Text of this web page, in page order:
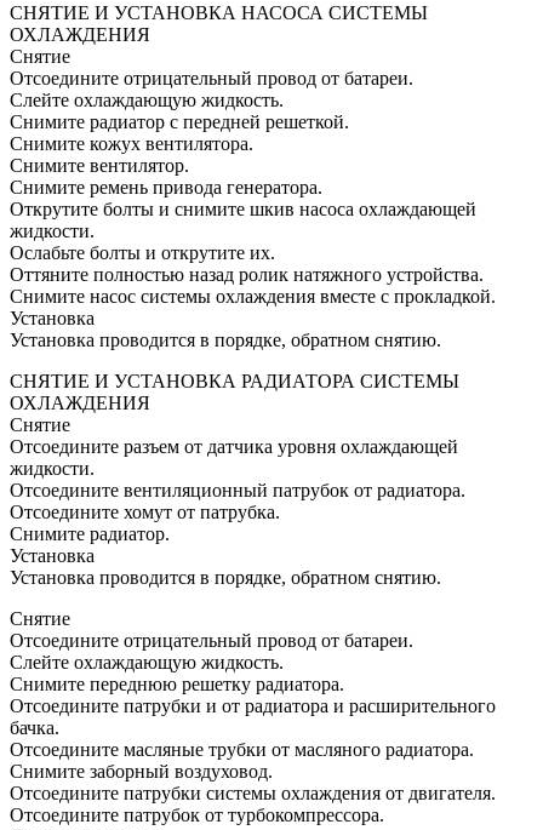
СНЯТИЕ И УСТАНОВКА НАСОСА СИСТЕМЫ
ОХЛАЖДЕНИЯ
Снятие
Отсоедините отрицательный провод от батареи.
Слейте охлаждающую жидкость.
Снимите радиатор с передней решеткой.
Снимите кожух вентилятора.
Снимите вентилятор.
Снимите ремень привода генератора.
Открутите болты и снимите шкив насоса охлаждающей
жидкости.
Ослабьте болты и открутите их.
Оттяните полностью назад ролик натяжного устройства.
Снимите насос системы охлаждения вместе с прокладкой.
Установка
Установка проводится в порядке, обратном снятию.
СНЯТИЕ И УСТАНОВКА РАДИАТОРА СИСТЕМЫ
ОХЛАЖДЕНИЯ
Снятие
Отсоедините разъем от датчика уровня охлаждающей
жидкости.
Отсоедините вентиляционный патрубок от радиатора.
Отсоедините хомут от патрубка.
Снимите радиатор.
Установка
Установка проводится в порядке, обратном снятию.
Снятие
Отсоедините отрицательный провод от батареи.
Слейте охлаждающую жидкость.
Снимите переднюю решетку радиатора.
Отсоедините патрубки и от радиатора и расширительного
бачка.
Отсоедините масляные трубки от масляного радиатора.
Снимите заборный воздуховод.
Отсоедините патрубки системы охлаждения от двигателя.
Отсоедините патрубок от турбокомпрессора.